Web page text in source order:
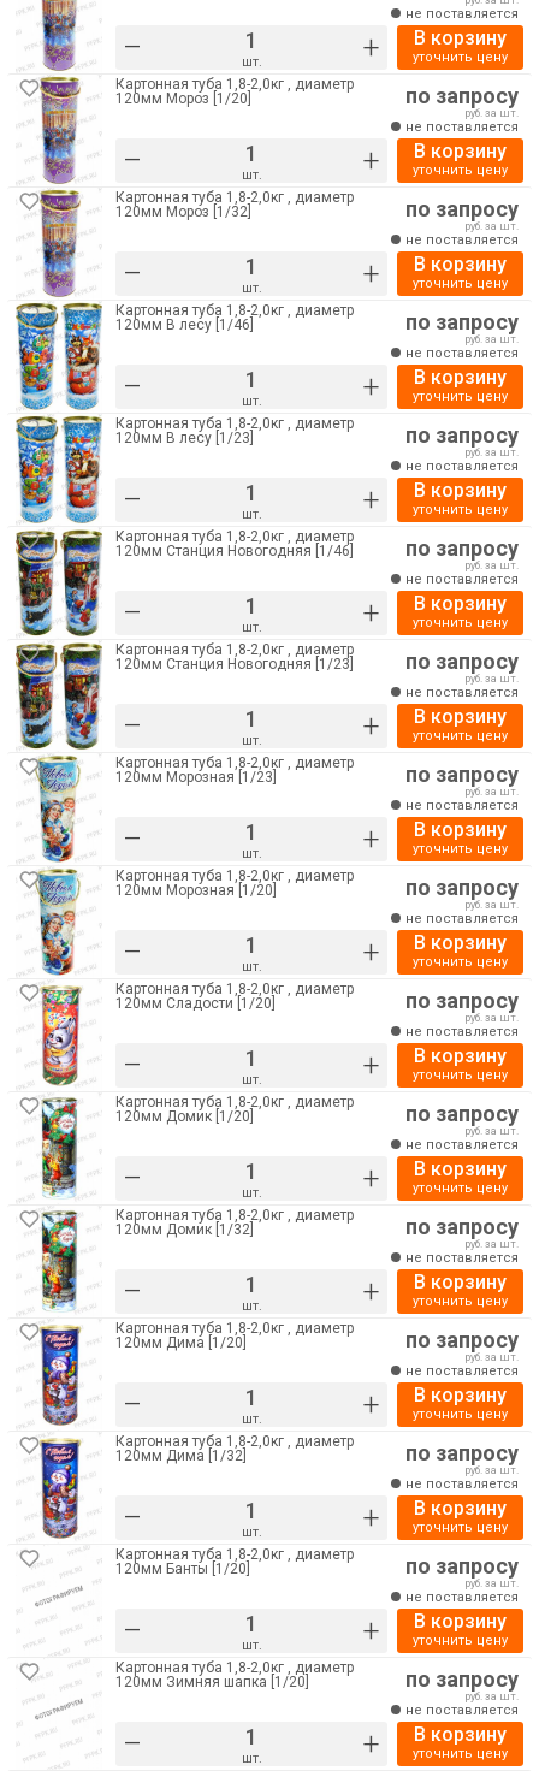
– шт. +
не поставляется
В корзину
уточнить цену
Картонная туба 1,8-2,0кг , диаметр
120мм Мороз [1/20]
– шт. +
по запросу
руб. за шт.
не поставляется
В корзину
уточнить цену
Картонная туба 1,8-2,0кг , диаметр
120мм Мороз [1/32]
– шт. +
по запросу
руб. за шт.
не поставляется
В корзину
уточнить цену
Картонная туба 1,8-2,0кг , диаметр
120мм В лесу [1/46]
– шт. +
по запросу
руб. за шт.
не поставляется
В корзину
уточнить цену
Картонная туба 1,8-2,0кг , диаметр
120мм В лесу [1/23]
– шт. +
по запросу
руб. за шт.
не поставляется
В корзину
уточнить цену
Картонная туба 1,8-2,0кг , диаметр
120мм Станция Новогодняя [1/46]
– шт. +
по запросу
руб. за шт.
не поставляется
В корзину
уточнить цену
Картонная туба 1,8-2,0кг , диаметр
120мм Станция Новогодняя [1/23]
– шт. +
по запросу
руб. за шт.
не поставляется
В корзину
уточнить цену
Картонная туба 1,8-2,0кг , диаметр
120мм Морозная [1/23]
– шт. +
по запросу
руб. за шт.
не поставляется
В корзину
уточнить цену
Картонная туба 1,8-2,0кг , диаметр
120мм Морозная [1/20]
– шт. +
по запросу
руб. за шт.
не поставляется
В корзину
уточнить цену
Картонная туба 1,8-2,0кг , диаметр
120мм Сладости [1/20]
– шт. +
по запросу
руб. за шт.
не поставляется
В корзину
уточнить цену
Картонная туба 1,8-2,0кг , диаметр
120мм Домик [1/20]
– шт. +
по запросу
руб. за шт.
не поставляется
В корзину
уточнить цену
Картонная туба 1,8-2,0кг , диаметр
120мм Домик [1/32]
– шт. +
по запросу
руб. за шт.
не поставляется
В корзину
уточнить цену
Картонная туба 1,8-2,0кг , диаметр
120мм Дима [1/20]
– шт. +
по запросу
руб. за шт.
не поставляется
В корзину
уточнить цену
Картонная туба 1,8-2,0кг , диаметр
120мм Дима [1/32]
– шт. +
по запросу
руб. за шт.
не поставляется
В корзину
уточнить цену
Картонная туба 1,8-2,0кг , диаметр
120мм Банты [1/20]
– шт. +
по запросу
руб. за шт.
не поставляется
В корзину
уточнить цену
Картонная туба 1,8-2,0кг , диаметр
120мм Зимняя шапка [1/20]
– шт. +
по запросу
руб. за шт.
не поставляется
В корзину
уточнить цену